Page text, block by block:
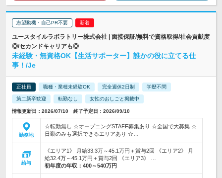
志望動機・自己PR不要
ユースタイルラボラトリー株式会社 | 面接保証/無料で資格取得/社会貢献度
◎/セカンドキャリアも◎
未経験・無資格OK【生活サポーター】誰かの役に立てる仕
事！/Je
正社員 職種・業種未経験OK 完全週休2日制 学歴不問
第二新卒歓迎 転勤なし 女性のおしごと掲載中
情報更新日：2026/07/10 終了予定日：2026/09/10
勤務地
☆転勤無し ☆オープニングSTAFF募集あり ☆全国で大募集 ☆
日勤のみも選択できるエリアあり ☆…
給与
《エリア1》 月給33.3万～45.1万円＋賞与2回 《エリア2》 月
給32.4万～45.1万円＋賞与2回 《エリア3》 …
初年度の年収： 400～540万円